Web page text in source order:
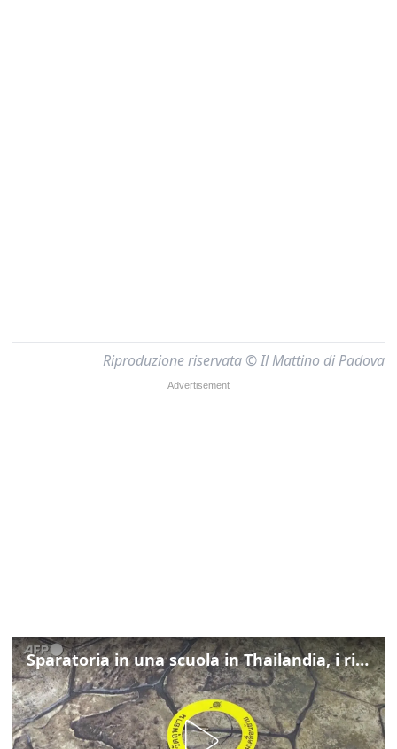
Riproduzione riservata © Il Mattino di Padova
Sparatoria in una scuola in Thailandia, i rilievi della polizia